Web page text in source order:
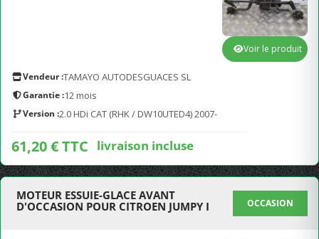
Vendeur :TAMAYO AUTODESGUACES SL
Garantie :12 mois
Version :2.0 HDi CAT (RHK / DW10UTED4) 2007-
61,20 € TTC livraison incluse
Voir le produit
MOTEUR ESSUIE-GLACE AVANT
D'OCCASION POUR CITROEN JUMPY I
OCCASION